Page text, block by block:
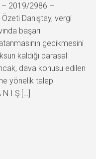
– 2019/2986 –
Danıştay, vergi
başarı
gecikmesini
kaldığı parasal
dava konusu edilen
yönelik talep
N I Ş […]